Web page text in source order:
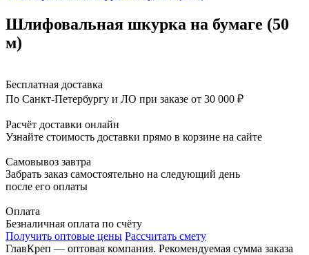
Шлифовальная шкурка на бумаге (50
м)
Бесплатная доставка
По Санкт-Петербургу и ЛО при заказе от 30 000 ₽
Расчёт доставки онлайн
Узнайте стоимость доставки прямо в корзине на сайте
Самовывоз завтра
Забрать заказ самостоятельно на следующий день
после его оплаты
Оплата
Безналичная оплата по счёту
Получить оптовые цены Рассчитать смету
ГлавКреп — оптовая компания. Рекомендуемая сумма заказа